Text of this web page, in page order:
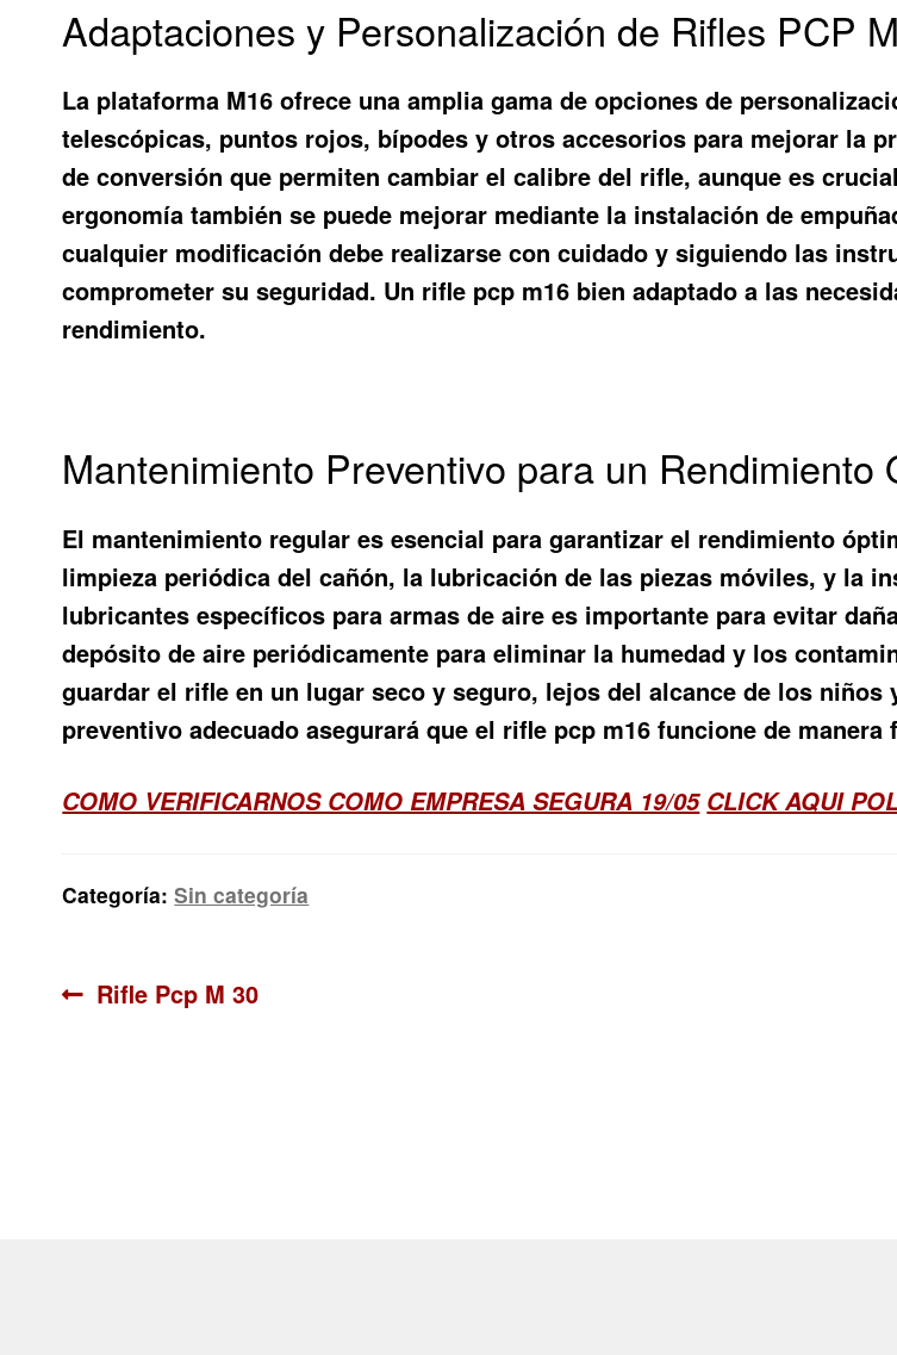
Adaptaciones y Personalización de Rifles PCP
La plataforma M16 ofrece una amplia gama de opciones de
telescópicas, puntos rojos, bípodes y otros accesorios para mejorar la
de conversión que permiten cambiar el calibre del rifle, aunque es
ergonomía también se puede mejorar mediante la instalación de
cualquier modificación debe realizarse con cuidado y siguiendo las
comprometer su seguridad. Un rifle pcp m16 bien adaptado a las
rendimiento.
Mantenimiento Preventivo para un Rendimiento
El mantenimiento regular es esencial para garantizar el rendimiento
limpieza periódica del cañón, la lubricación de las piezas móviles, y la
lubricantes específicos para armas de aire es importante para evitar
depósito de aire periódicamente para eliminar la humedad y los
guardar el rifle en un lugar seco y seguro, lejos del alcance de los
preventivo adecuado asegurará que el rifle pcp m16 funcione de manera
COMO VERIFICARNOS COMO EMPRESA SEGURA 19/05 CLICK AQUI
Categoría:Sin categoría
Navegación
Anterior:
Rifle Pcp M 30